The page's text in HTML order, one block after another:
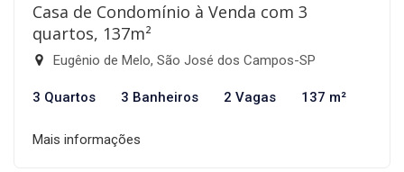
Casa de Condomínio à Venda com 3
quartos, 137m²
Eugênio de Melo, São José dos Campos-SP
3 Quartos 3 Banheiros 2 Vagas 137 m²
Mais informações